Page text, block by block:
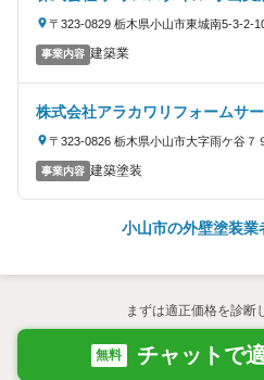
〒323-0829 栃木県小山市東城南5-3-2-
事業内容 建築業
株式会社アラカワリフォームサ
〒323-0826 栃木県小山市大字雨ケ谷７
事業内容 建築塗装
小山市の外壁塗装業
まずは適正価格を診断
無料 チャットで